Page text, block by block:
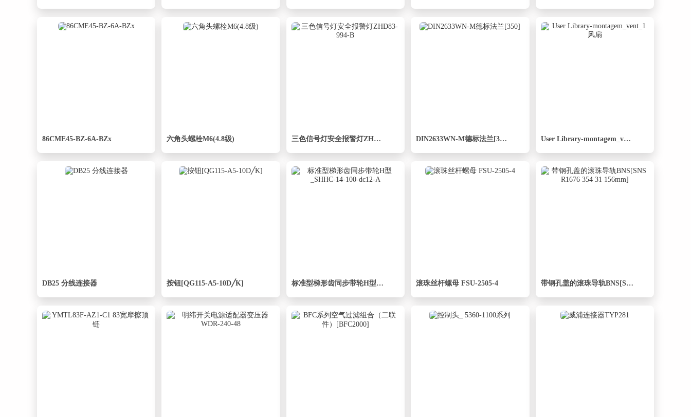
86CME45-BZ-6A-BZx 六角头螺栓M6(4.8级) 三色信号灯安全报警灯ZHD83-994-B DIN2633WN-M德标法兰[350] User Library-montagem_vent_1风扇
DB25 分线连接器 按钮[QG115-A5-10D╱K] 标准型梯形齿同步带轮H型_SHHC-14-100-dc12-A 滚珠丝杆螺母 FSU-2505-4 带钢孔盖的滚珠导轨BNS[SNS R1676 354 31 156mm]